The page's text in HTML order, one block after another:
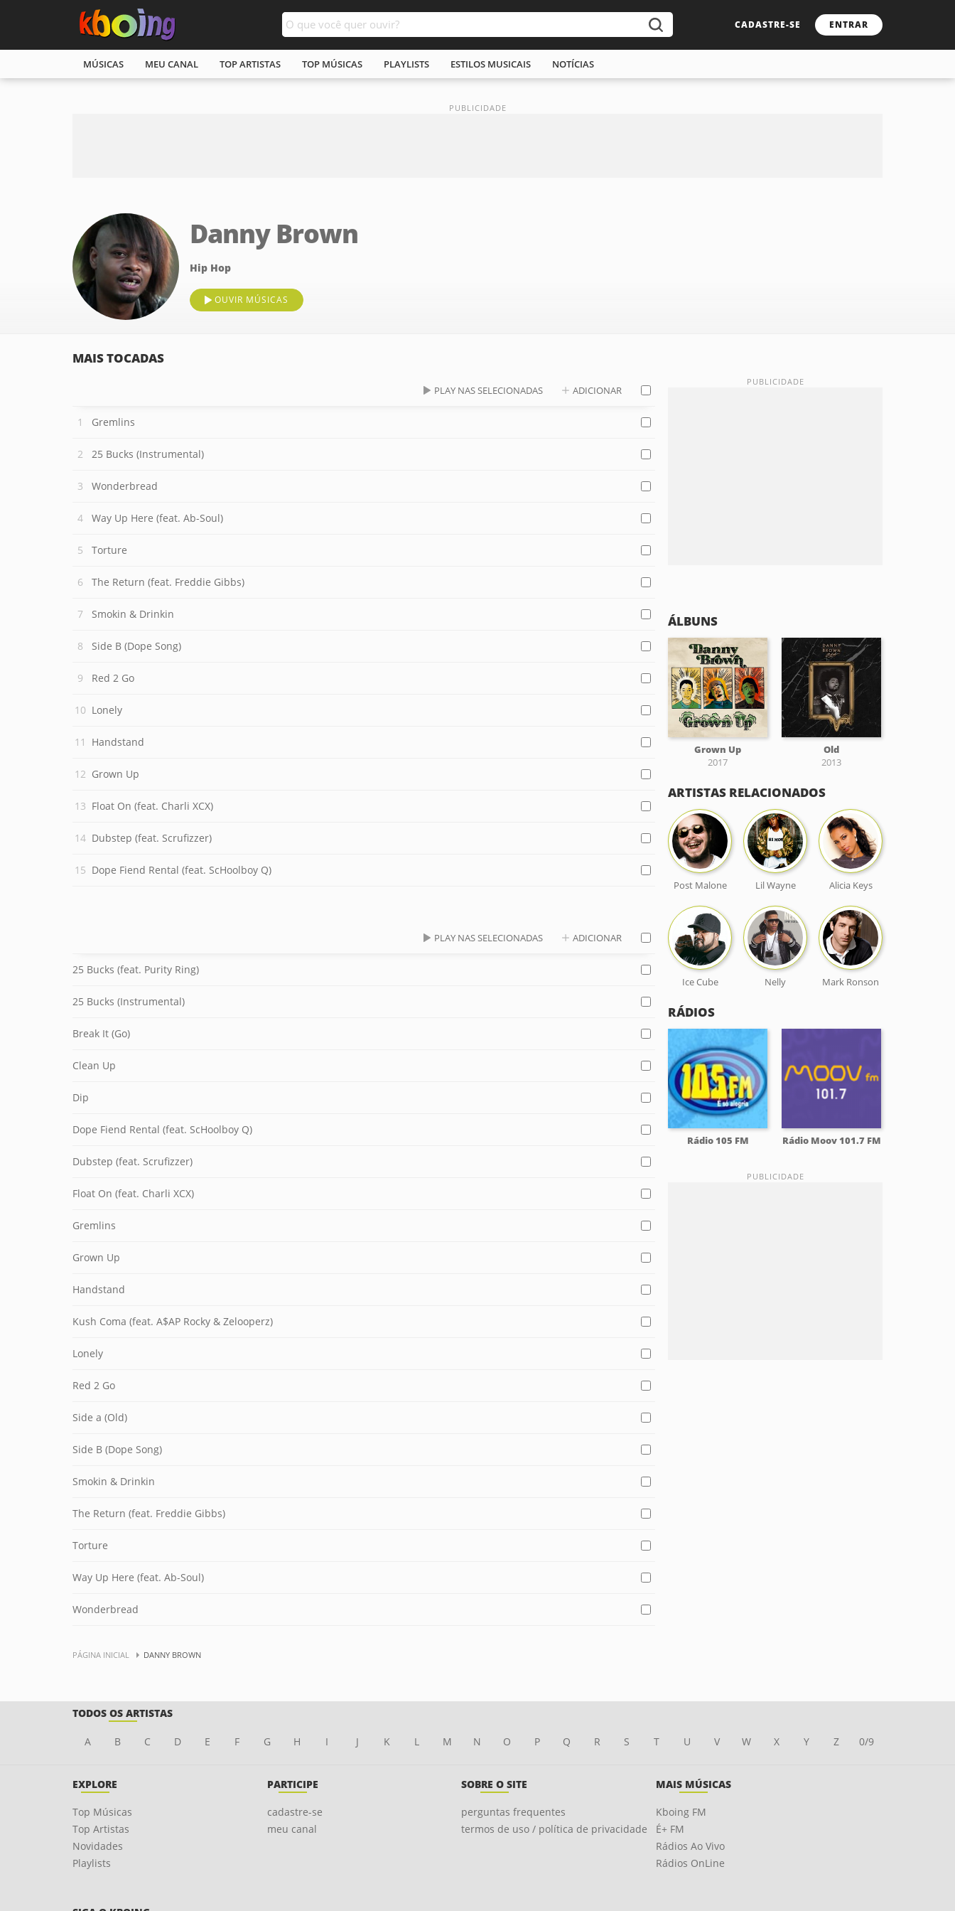
CADASTRE-SE ENTRAR
MÚSICAS MEU CANAL TOP ARTISTAS TOP MÚSICAS PLAYLISTS ESTILOS MUSICAIS NOTÍCIAS
Danny Brown
Hip Hop
OUVIR MÚSICAS
MAIS TOCADAS
PLAY NAS SELECIONADAS ADICIONAR
Gremlins
25 Bucks (Instrumental)
Wonderbread
Way Up Here (feat. Ab-Soul)
Torture
The Return (feat. Freddie Gibbs)
Smokin & Drinkin
Side B (Dope Song)
Red 2 Go
Lonely
Handstand
Grown Up
Float On (feat. Charli XCX)
Dubstep (feat. Scrufizzer)
Dope Fiend Rental (feat. ScHoolboy Q)
PLAY NAS SELECIONADAS ADICIONAR
25 Bucks (feat. Purity Ring)
25 Bucks (Instrumental)
Break It (Go)
Clean Up
Dip
Dope Fiend Rental (feat. ScHoolboy Q)
Dubstep (feat. Scrufizzer)
Float On (feat. Charli XCX)
Gremlins
Grown Up
Handstand
Kush Coma (feat. A$AP Rocky & Zelooperz)
Lonely
Red 2 Go
Side a (Old)
Side B (Dope Song)
Smokin & Drinkin
The Return (feat. Freddie Gibbs)
Torture
Way Up Here (feat. Ab-Soul)
Wonderbread
ÁLBUNS
Grown Up
2017
Old
2013
ARTISTAS RELACIONADOS
Post Malone Lil Wayne Alicia Keys
Ice Cube Nelly Mark Ronson
RÁDIOS
Rádio 105 FM Rádio Moov 101.7 FM
PÁGINA INICIAL DANNY BROWN
TODOS OS ARTISTAS
A B C D E F G H I J K L M N O P Q R S T U V W X Y Z 0/9
EXPLORE
Top Músicas
Top Artistas
Novidades
Playlists
PARTICIPE
cadastre-se
meu canal
SOBRE O SITE
perguntas frequentes
termos de uso / política de privacidade
MAIS MÚSICAS
Kboing FM
É+ FM
Rádios Ao Vivo
Rádios OnLine